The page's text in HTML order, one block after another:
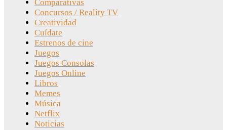
Comparativas
Concursos / Reality TV
Creatividad
Cuídate
Estrenos de cine
Juegos
Juegos Consolas
Juegos Online
Libros
Memes
Música
Netflix
Noticias